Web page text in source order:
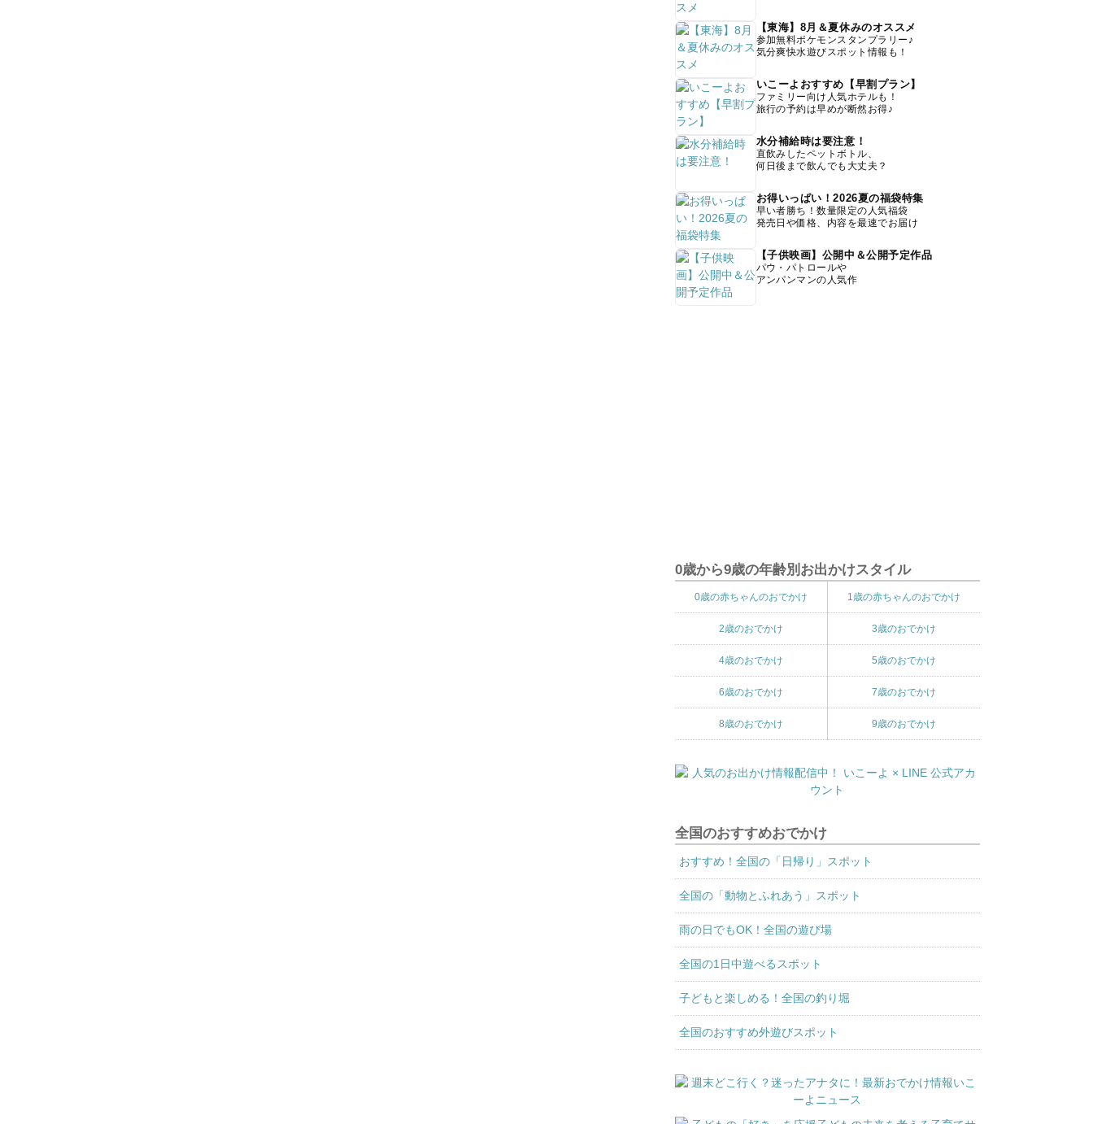
【東海】8月＆夏休みのオススメ
参加無料ポケモンスタンプラリー♪
気分爽快水遊びスポット情報も！
いこーよおすすめ【早割プラン】
ファミリー向け人気ホテルも！
旅行の予約は早めが断然お得♪
水分補給時は要注意！
直飲みしたペットボトル、
何日後まで飲んでも大丈夫？
お得いっぱい！2026夏の福袋特集
早い者勝ち！数量限定の人気福袋
発売日や価格、内容を最速でお届け
【子供映画】公開中＆公開予定作品
パウ・パトロールや
アンパンマンの人気作
0歳から9歳の年齢別お出かけスタイル
0歳の赤ちゃんのおでかけ 1歳の赤ちゃんのおでかけ
2歳のおでかけ 3歳のおでかけ
4歳のおでかけ 5歳のおでかけ
6歳のおでかけ 7歳のおでかけ
8歳のおでかけ 9歳のおでかけ
全国のおすすめおでかけ
おすすめ！全国の「日帰り」スポット
全国の「動物とふれあう」スポット
雨の日でもOK！全国の遊び場
全国の1日中遊べるスポット
子どもと楽しめる！全国の釣り堀
全国のおすすめ外遊びスポット